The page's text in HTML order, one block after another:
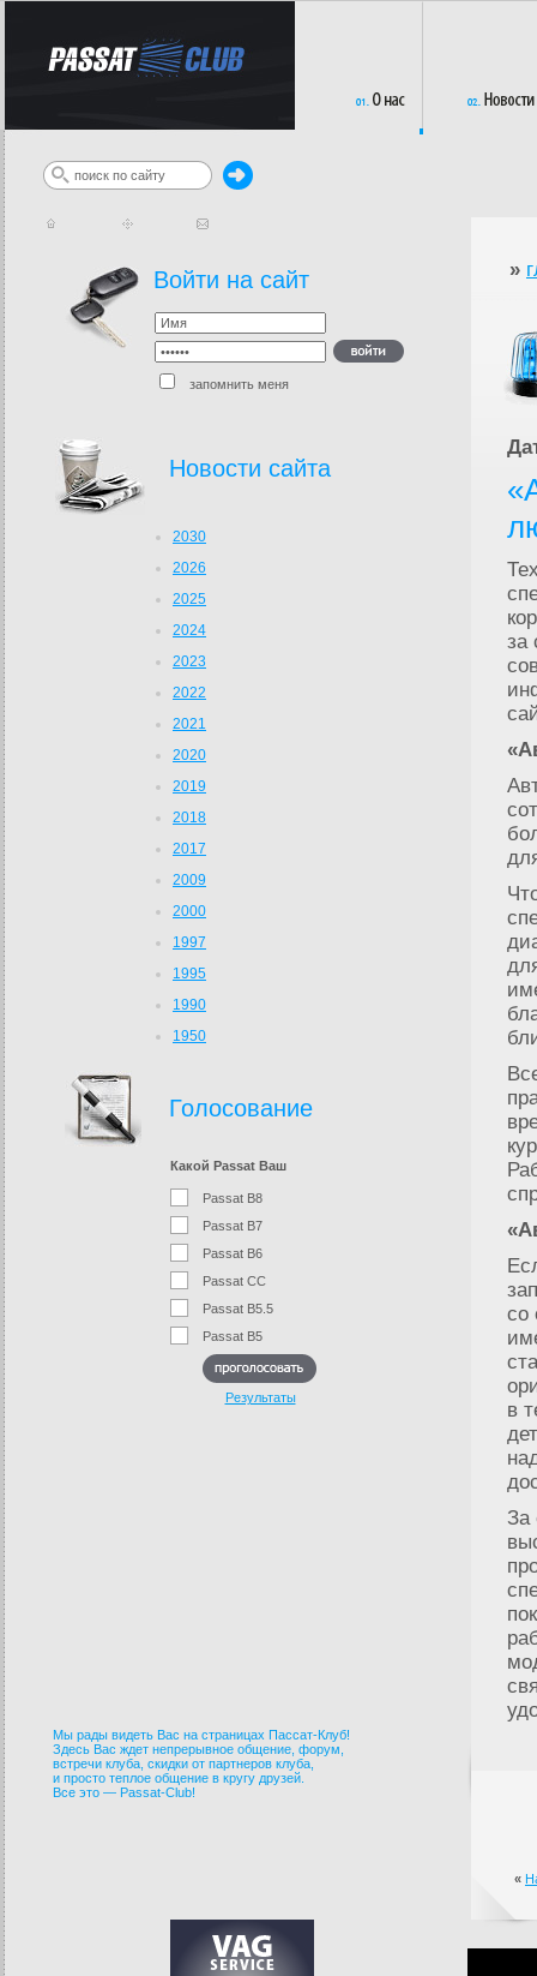
Войти на сайт
запомнить меня
Новости сайта
2030
2026
2025
2024
2023
2022
2021
2020
2019
2018
2017
2009
2000
1997
1995
1990
1950
Голосование
Какой Passat Ваш
Passat B8
Passat B7
Passat B6
Passat CC
Passat B5.5
Passat B5
Результаты
Мы рады видеть Вас на страницах Пассат-Клуб!
Здесь Вас ждет непрерывное общение, форум,
встречи клуба, скидки от партнеров клуба,
и просто теплое общение в кругу друзей.
Все это — Passat-Club!
»
за
со
в
За
«